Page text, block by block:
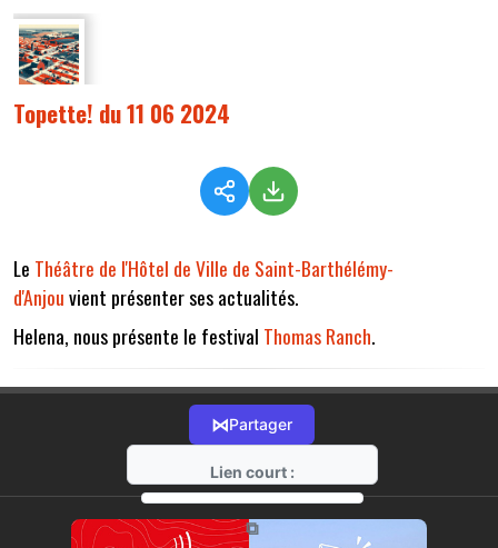
Topette! du 11 06 2024
Le Théâtre de l'Hôtel de Ville de Saint-Barthélémy-
d'Anjouvient présenter ses actualités.
Helena, nous présente le festival Thomas Ranch.
⋈Partager
Lien court :
https://radio-g.fr?14997
⧉